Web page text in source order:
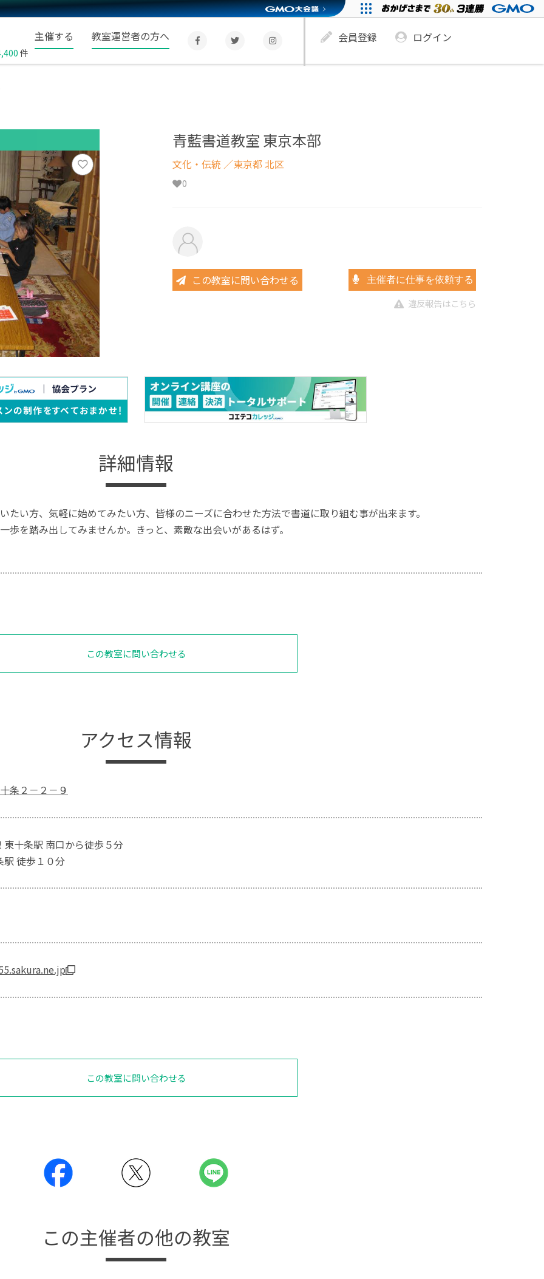
件
主催する 教室運営者の方へ 会員登録 ログイン
青藍書道教室 東京本部
文化・伝統 ／東京都 北区
0
この教室に問い合わせる 主催者に仕事を依頼する
違反報告はこちら
詳細情報
たい方、気軽に始めてみたい方、皆様のニーズに合わせた方法で書道に取り組む事が出来ます。
歩を踏み出してみませんか。きっと、素敵な出会いがあるはず。
この教室に問い合わせる
アクセス情報
条２－２－９
東十条駅 南口から徒歩５分
駅 徒歩１０分
この教室に問い合わせる
この主催者の他の教室